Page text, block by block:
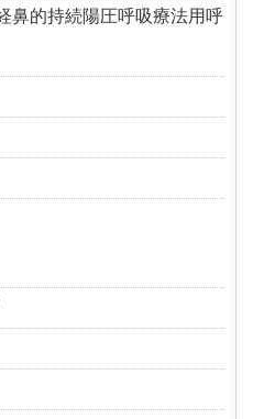
鼻的持続陽圧呼吸療法用呼